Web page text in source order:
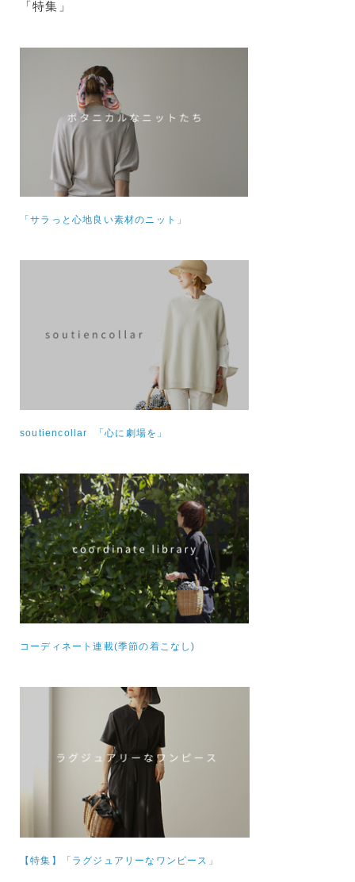
「特集」
「サラっと心地良い素材のニット」
soutiencollar 「心に劇場を」
コーディネート連載(季節の着こなし)
【特集】 「ラグジュアリーなワンピース」